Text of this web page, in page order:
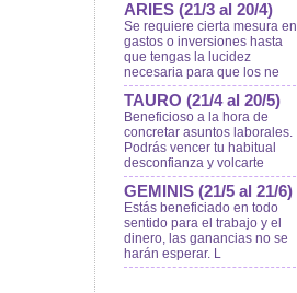
ARIES (21/3 al 20/4)
Se requiere cierta mesura en
gastos o inversiones hasta
que tengas la lucidez
necesaria para que los ne
TAURO (21/4 al 20/5)
Beneficioso a la hora de
concretar asuntos laborales.
Podrás vencer tu habitual
desconfianza y volcarte
GEMINIS (21/5 al 21/6)
Estás beneficiado en todo
sentido para el trabajo y el
dinero, las ganancias no se
harán esperar. L